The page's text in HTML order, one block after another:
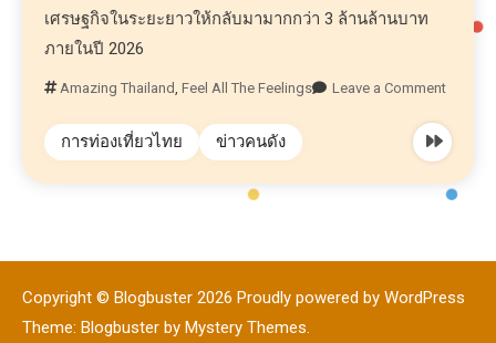
เศรษฐกิจในระยะยาวให้กลับมามากกว่า 3 ล้านล้านบาท
ภายในปี 2026
Amazing Thailand ,Feel All The Feelings Leave a Comment
การท่องเที่ยวไทย ข่าวคนดัง
Copyright © Blogbuster 2026 Proudly powered by WordPress
Theme: Blogbuster by Mystery Themes.